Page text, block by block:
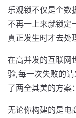
乐观锁不仅是个数
不再一上来就锁定
真正发生时才去处
在高并发的互联网
验,每一次失败的
了两全其美的方案
无论你构建的是电